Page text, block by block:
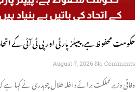
حکومت محفوظ ہے، پیپلز پارٹی اور پی ٹی آئی کے
چوہدری
August 7, 2026 No Comments
وفاقی وزیر مملکت برائے داخلہ طلال چوہدری نے کہا ہے